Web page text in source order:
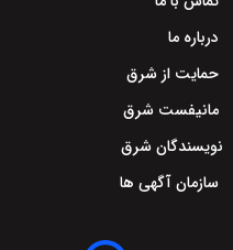
درباره ما
حمایت از شرق
مانیفست شرق
نویسندگان شرق
سازمان آگهی ها